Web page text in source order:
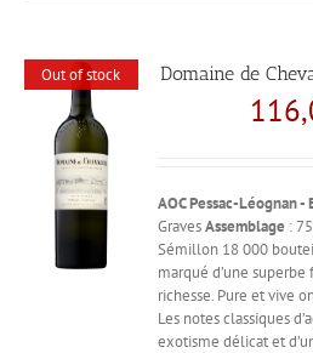
Out of stock Domaine de
AOC Pessac-Léognan -
GravesAssemblage :
Sémillon 18 000
marqué d’une
richesse. Pure et vive
Les notes classiques
exotisme délicat et